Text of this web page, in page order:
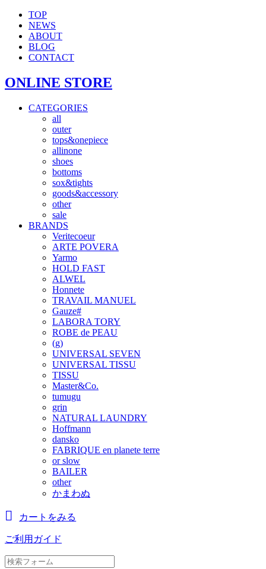
TOP
NEWS
ABOUT
BLOG
CONTACT
ONLINE STORE
CATEGORIES
all
outer
tops&onepiece
allinone
shoes
bottoms
sox&tights
goods&accessory
other
sale
BRANDS
Veritecoeur
ARTE POVERA
Yarmo
HOLD FAST
ALWEL
Honnete
TRAVAIL MANUEL
Gauze#
LABORA TORY
ROBE de PEAU
(g)
UNIVERSAL SEVEN
UNIVERSAL TISSU
TISSU
Master&Co.
tumugu
grin
NATURAL LAUNDRY
Hoffmann
dansko
FABRIQUE en planete terre
or slow
BAILER
other
かまわぬ
カートをみる
ご利用ガイド